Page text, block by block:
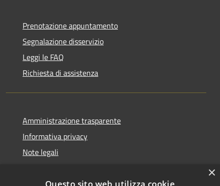
Prenotazione appuntamento
Segnalazione disservizio
Leggi le FAQ
Richiesta di assistenza
Amministrazione trasparente
Informativa privacy
Note legali
×